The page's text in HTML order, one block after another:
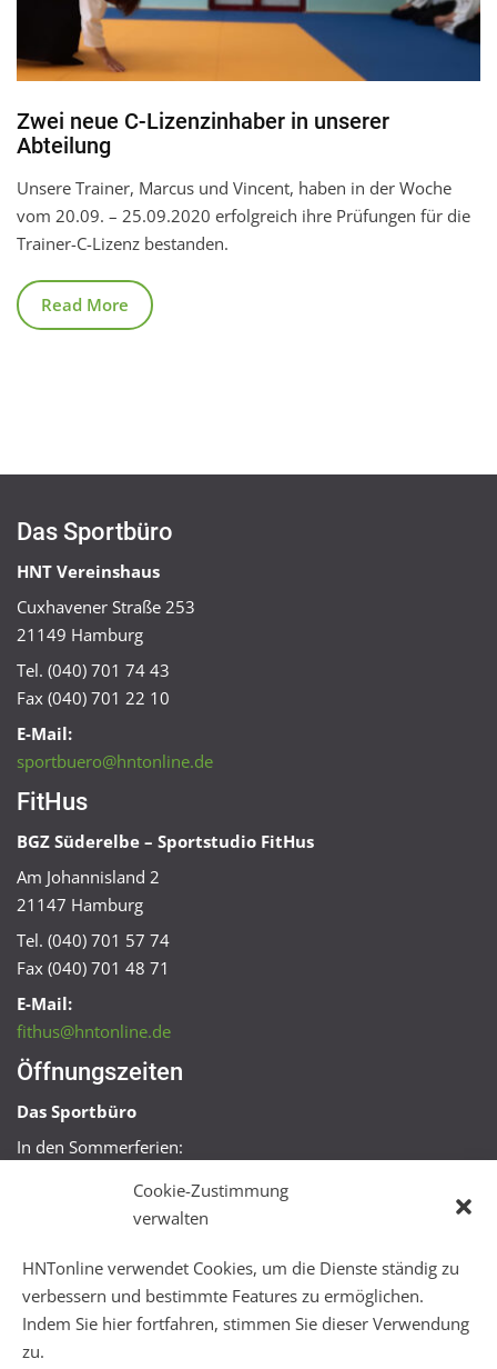
Cookie-Zustimmung
verwalten
HNTonline verwendet Cookies, um die Dienste ständig zu
verbessern und bestimmte Features zu ermöglichen.
Indem Sie hier fortfahren, stimmen Sie dieser Verwendung
zu.
Zwei neue C-Lizenzinhaber in unserer
Abteilung
Unsere Trainer, Marcus und Vincent, haben in der Woche
vom 20.09. – 25.09.2020 erfolgreich ihre Prüfungen für die
Trainer-C-Lizenz bestanden.
Read More
Das Sportbüro
HNT Vereinshaus
Cuxhavener Straße 253
21149 Hamburg
Tel. (040) 701 74 43
Fax (040) 701 22 10
E-Mail:
sportbuero@hntonline.de
FitHus
BGZ Süderelbe – Sportstudio FitHus
Am Johannisland 2
21147 Hamburg
Tel. (040) 701 57 74
Fax (040) 701 48 71
E-Mail:
fithus@hntonline.de
Öffnungszeiten
Das Sportbüro
In den Sommerferien:
Mo + Mi 16:00 – 18:00 Uhr
Mo – Fr 08:00 – 22:00 Uhr
Sa + So 10:00 – 18:00 Uhr